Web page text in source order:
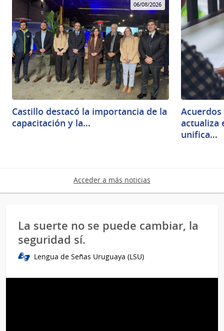
06/08/2026
Castillo destacó la importancia de la
capacitación y la…
actualiza
unifica…
Acceder a más noticias
La suerte no se puede cambiar, la
seguridad sí.
Lengua de Señas Uruguaya (LSU)